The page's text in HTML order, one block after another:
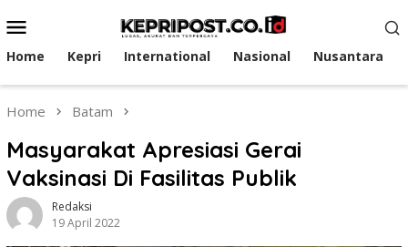
to
contentMenu
Home Kepri International Nasional Nusantara
Home Batam
Masyarakat Apresiasi Gerai
Vaksinasi Di Fasilitas Publik
Redaksi
19 April 2022